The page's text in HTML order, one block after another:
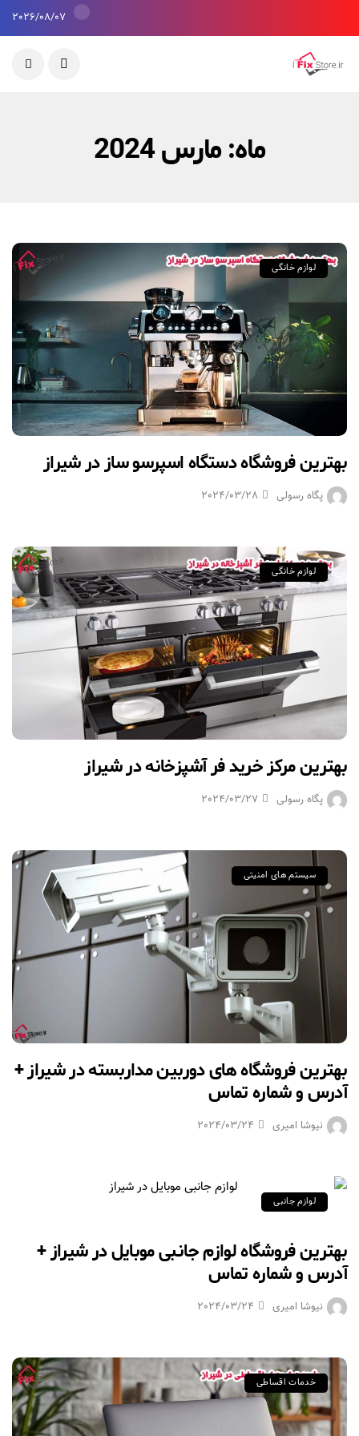
2026/08/07
ماه:مارس 2024
لوازم خانگی
بهترین فروشگاه دستگاه اسپرسو ساز در شیراز
پگاه رسولی 2024/03/28
لوازم خانگی
بهترین مرکز خرید فر آشپزخانه در شیراز
پگاه رسولی 2024/03/27
سیستم های امنیتی
بهترین فروشگاه های دوربین مداربسته در شیراز +
آدرس و شماره تماس
نیوشا امیری 2024/03/24
لوازم جانبی
بهترین فروشگاه لوازم جانبی موبایل در شیراز +
آدرس و شماره تماس
نیوشا امیری 2024/03/24
خدمات اقساطی